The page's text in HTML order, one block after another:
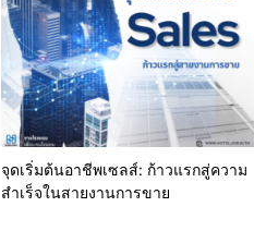
จุดเริ่มต้นอาชีพเซลส์: ก้าวแรกสู่ความ
สำเร็จในสายงานการขาย